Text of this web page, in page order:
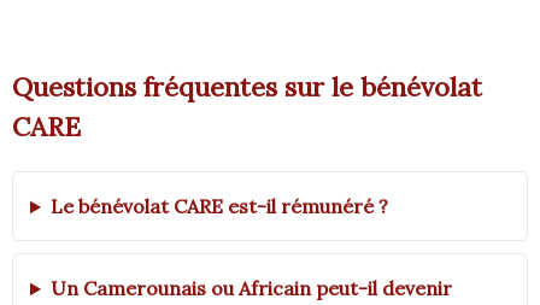
Questions fréquentes sur le bénévolat
CARE
Le bénévolat CARE est-il rémunéré ?
Un Camerounais ou Africain peut-il devenir